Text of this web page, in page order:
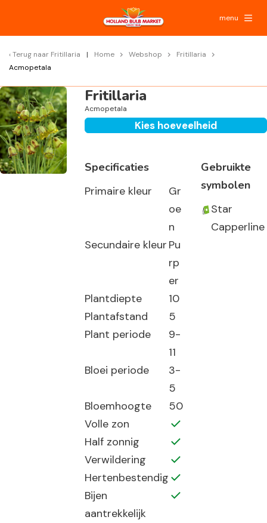
menu
Terug naar Fritillaria Home Webshop
Fritillaria
Acmopetala
Fritillaria
Acmopetala
Kies hoeveelheid
Specificaties
Primaire kleur
Gr
oe
n
Secundaire kleur Pu
rp
er
Plantdiepte
10
Plantafstand
5
Plant periode
9-
11
Bloei periode
3-
5
Bloemhoogte
50
Volle zon
Half zonnig
Verwildering
Hertenbestendig
Bijen
aantrekkelijk
Gebruikte
symbolen
Star
Capperline